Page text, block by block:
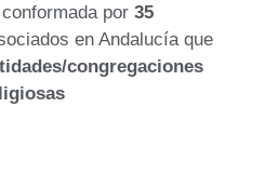
por 35
en Andalucía que
congregaciones